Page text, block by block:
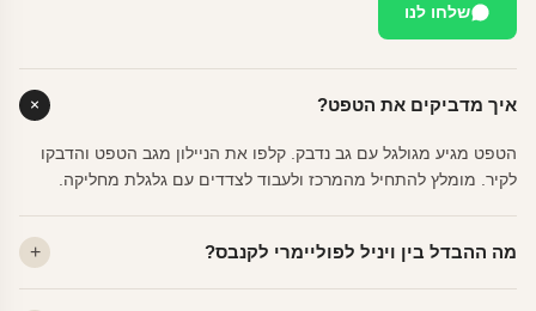
שלחו לנו
איך מדביקים את הטפט?
הטפט מגיע מגולגל עם גב נדבק. קלפו את הניילון מגב הטפט והדבקו
לקיר. מומלץ להתחיל מהמרכז ולעבוד לצדדים עם גלגלת מחליקה.
מה ההבדל בין ויניל לפוליימרי לקנבס?